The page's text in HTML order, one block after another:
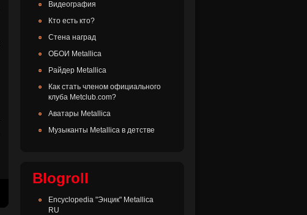
Видеография
Кто есть кто?
Стена наград
ОБОИ Metallica
Райдер Metallica
Как стать членом официального
клуба Metclub.com?
Аватары Metallica
Музыканты Metallica в детстве
Blogroll
Encyclopedia "Энцик" Metallica
RU